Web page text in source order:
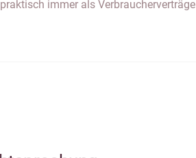
immer als Verbraucherverträge